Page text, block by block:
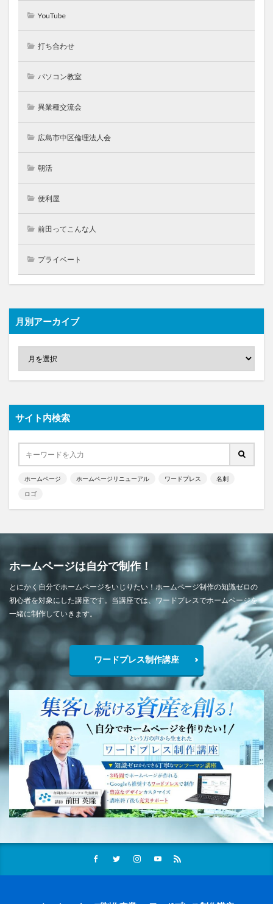
YouTube
打ち合わせ
パソコン教室
異業種交流会
広島市中区倫理法人会
朝活
便利屋
前田ってこんな人
プライベート
月別アーカイブ
サイト内検索
ホームページ ホームページリニューアル ワードプレス 名刺
ロゴ
ホームページは自分で制作！
とにかく自分でホームページをいじりたい！ホームページ制作の知識ゼロの
初心者を対象にした講座です。当講座では、ワードプレスでホームページを
一緒に制作していきます。
ワードプレス制作講座